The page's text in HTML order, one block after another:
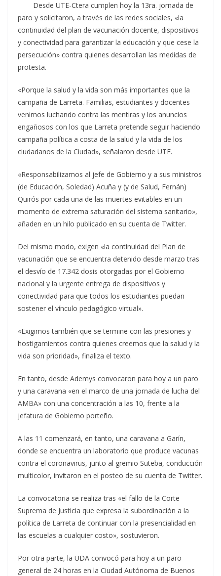
Desde UTE-Ctera cumplen hoy la 13ra. jornada de
paro y solicitaron, a través de las redes sociales, «la
continuidad del plan de vacunación docente, dispositivos
y conectividad para garantizar la educación y que cese la
persecución» contra quienes desarrollan las medidas de
protesta.
«Porque la salud y la vida son más importantes que la
campaña de Larreta. Familias, estudiantes y docentes
venimos luchando contra las mentiras y los anuncios
engañosos con los que Larreta pretende seguir haciendo
campaña política a costa de la salud y la vida de los
ciudadanos de la Ciudad», señalaron desde UTE.
«Responsabilizamos al jefe de Gobierno y a sus ministros
(de Educación, Soledad) Acuña y (y de Salud, Fernán)
Quirós por cada una de las muertes evitables en un
momento de extrema saturación del sistema sanitario»,
añaden en un hilo publicado en su cuenta de Twitter.
Del mismo modo, exigen «la continuidad del Plan de
vacunación que se encuentra detenido desde marzo tras
el desvío de 17.342 dosis otorgadas por el Gobierno
nacional y la urgente entrega de dispositivos y
conectividad para que todos los estudiantes puedan
sostener el vínculo pedagógico virtual».
«Exigimos también que se termine con las presiones y
hostigamientos contra quienes creemos que la salud y la
vida son prioridad», finaliza el texto.
En tanto, desde Ademys convocaron para hoy a un paro
y una caravana «en el marco de una jornada de lucha del
AMBA» con una concentración a las 10, frente a la
jefatura de Gobierno porteño.
A las 11 comenzará, en tanto, una caravana a Garín,
donde se encuentra un laboratorio que produce vacunas
contra el coronavirus, junto al gremio Suteba, conducción
multicolor, invitaron en el posteo de su cuenta de Twitter.
La convocatoria se realiza tras «el fallo de la Corte
Suprema de Justicia que expresa la subordinación a la
política de Larreta de continuar con la presencialidad en
las escuelas a cualquier costo», sostuvieron.
Por otra parte, la UDA convocó para hoy a un paro
general de 24 horas en la Ciudad Autónoma de Buenos